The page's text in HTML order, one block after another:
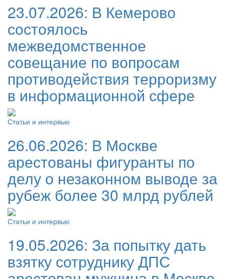
23.07.2026: В Кемерово
состоялось
межведомственное
совещание по вопросам
противодействия терроризму
в информационной сфере
Статьи и интервью
26.06.2026: В Москве
арестованы фигуранты по
делу о незаконном выводе за
рубеж более 30 млрд рублей
Статьи и интервью
19.05.2026: За попытку дать
взятку сотруднику ДПС